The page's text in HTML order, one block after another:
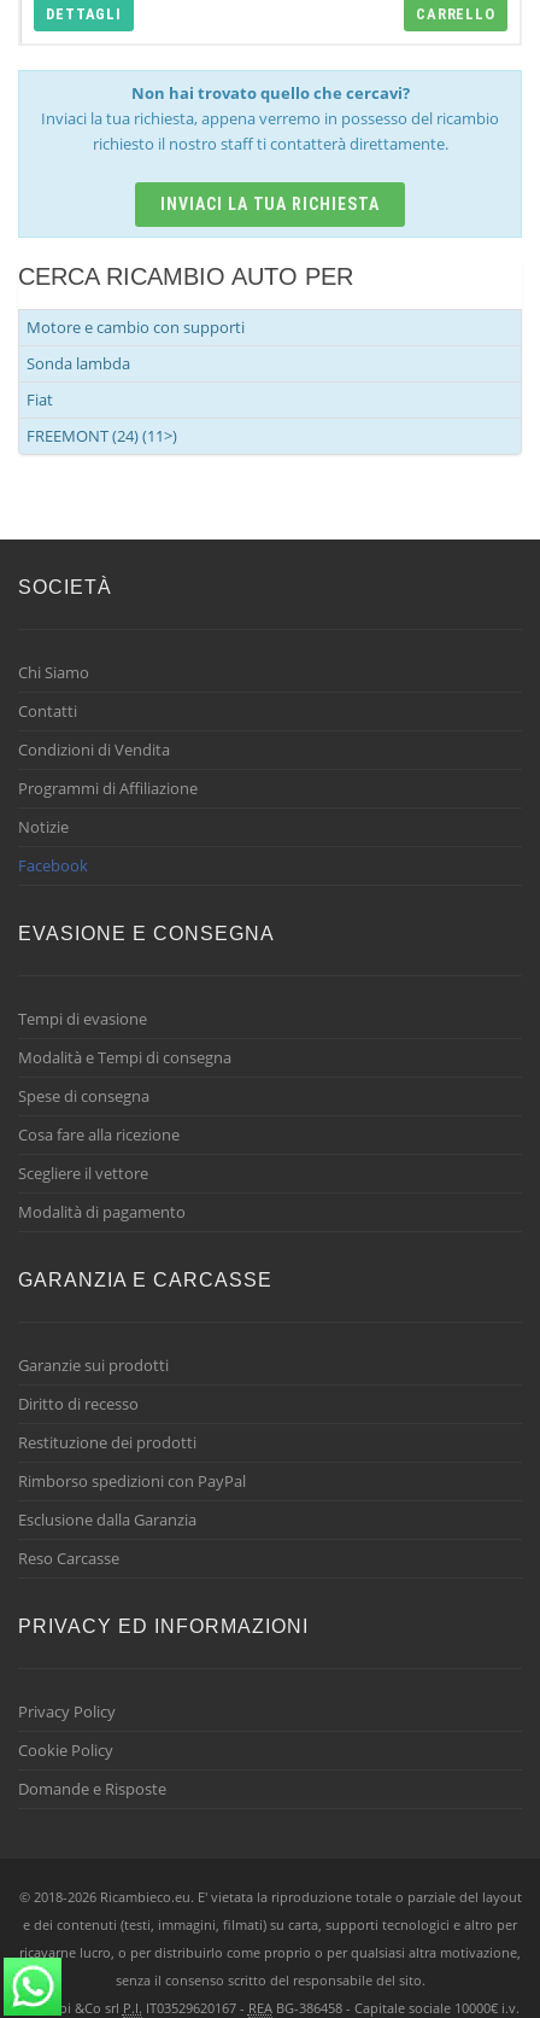
DETTAGLI CARRELLO
Non hai trovato quello che cercavi?
Inviaci la tua richiesta, appena verremo in possesso del ricambio
richiesto il nostro staff ti contatterà direttamente.
INVIACI LA TUA RICHIESTA
CERCA RICAMBIO AUTO PER
Motore e cambio con supporti
Sonda lambda
Fiat
FREEMONT (24) (11>)
SOCIETÀ
Chi Siamo
Contatti
Condizioni di Vendita
Programmi di Affiliazione
Notizie
Facebook
EVASIONE E CONSEGNA
Tempi di evasione
Modalità e Tempi di consegna
Spese di consegna
Cosa fare alla ricezione
Scegliere il vettore
Modalità di pagamento
GARANZIA E CARCASSE
Garanzie sui prodotti
Diritto di recesso
Restituzione dei prodotti
Rimborso spedizioni con PayPal
Esclusione dalla Garanzia
Reso Carcasse
PRIVACY ED INFORMAZIONI
Privacy Policy
Cookie Policy
Domande e Risposte
© 2018-2026 Ricambieco.eu. E' vietata la riproduzione totale o parziale del layout
e dei contenuti (testi, immagini, filmati) su carta, supporti tecnologici e altro per
ricavarne lucro, o per distribuirlo come proprio o per qualsiasi altra motivazione,
senza il consenso scritto del responsabile del sito.
Ricambi &Co srl P.I. IT03529620167 - REABG-386458 - Capitale sociale 10000€ i.v.